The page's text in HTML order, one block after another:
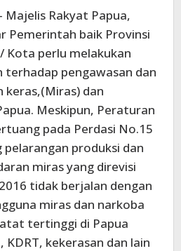
Majelis Rakyat Papua,
Pemerintah baik Provinsi
Kota perlu melakukan
pengawasan dan
keras,(Miras) dan
Meskipun, Peraturan
pada Perdasi No.15
produksi dan
miras yang direvisi
tidak berjalan dengan
miras dan narkoba
tertinggi di Papua
kekerasan dan lain